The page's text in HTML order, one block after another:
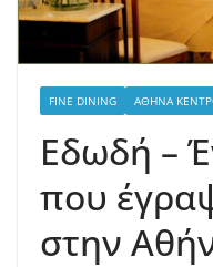
FINE DINING ΑΘΉΝΑ
Εδωδή –
που
στην